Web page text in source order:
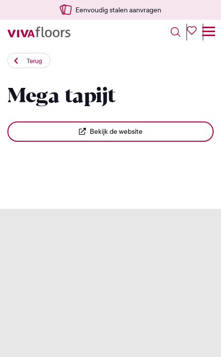
Eenvoudig stalen aanvragen
Terug
Mega tapijt
Bekijk de website